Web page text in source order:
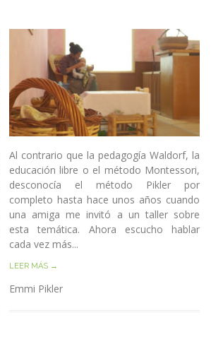
Al contrario que la pedagogía Waldorf, la
educación libre o el método Montessori,
desconocía el método Pikler por
completo hasta hace unos años cuando
una amiga me invitó a un taller sobre
esta temática. Ahora escucho hablar
cada vez más...
LEER MÁS →
Emmi Pikler